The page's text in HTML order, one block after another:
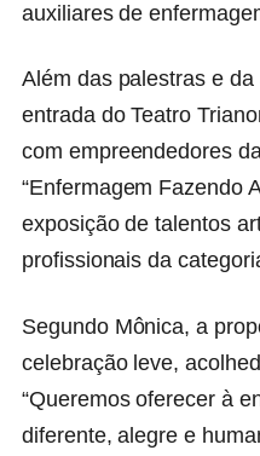
auxiliares de
Além das palestras e
entrada do Teatro
com empreendedores
“Enfermagem Fazendo
exposição de talentos
profissionais da
Segundo Mônica, a
celebração leve,
“Queremos oferecer à
diferente, alegre e